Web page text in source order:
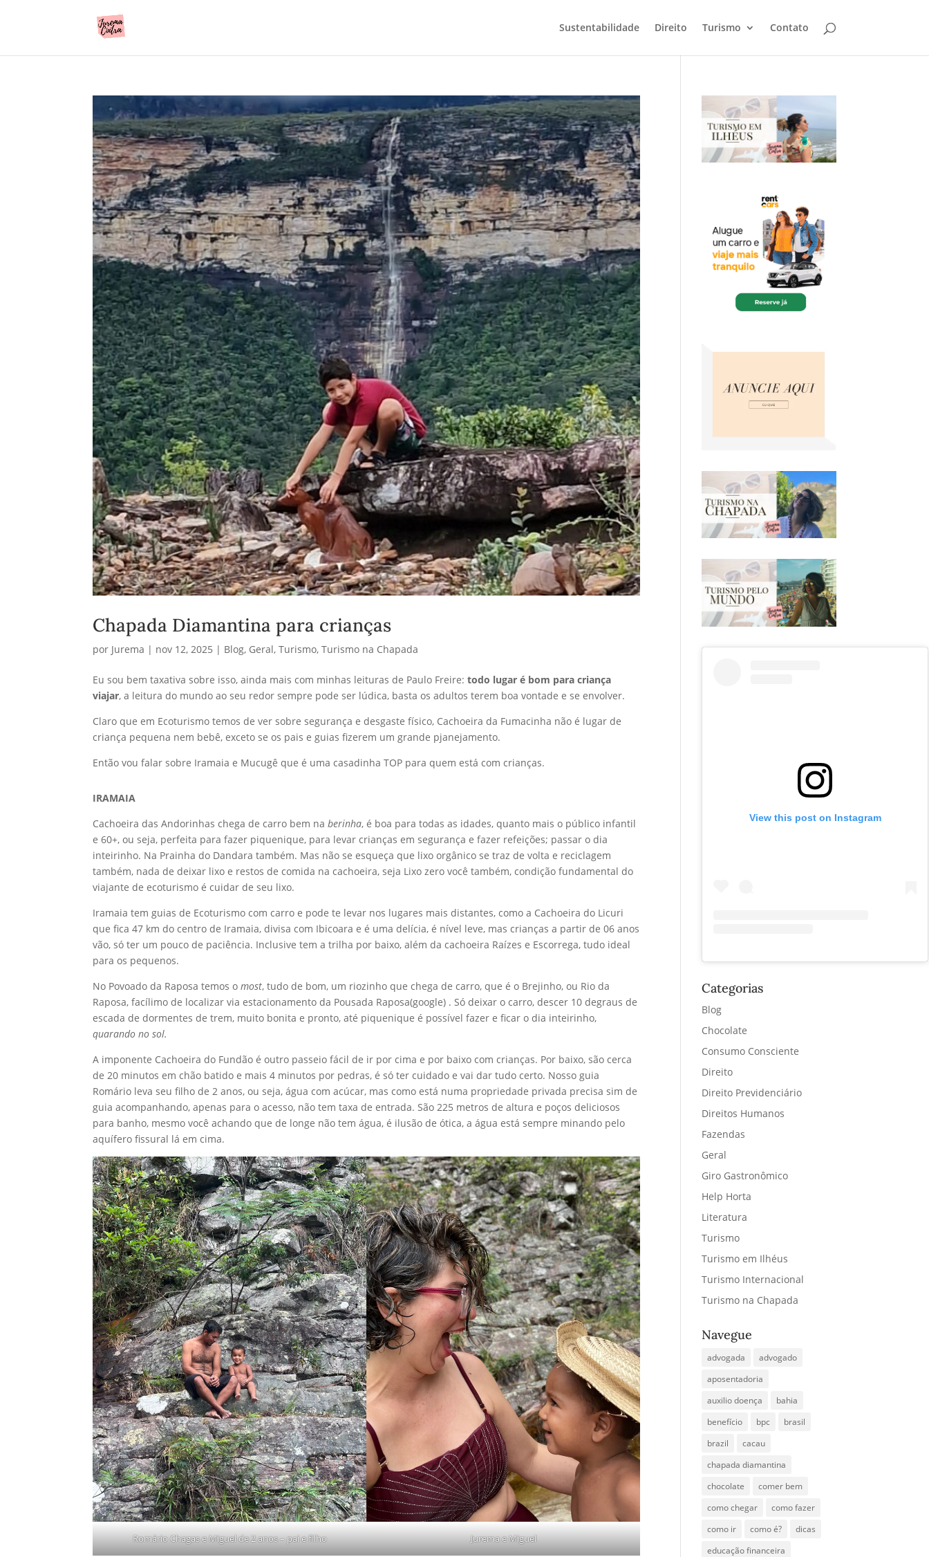
Sustentabilidade Direito Turismo Contato
Chapada Diamantina para crianças
por Jurema | nov 12, 2025 | Blog, Geral,Turismo,Turismo na Chapada
Eu sou bem taxativa sobre isso, ainda mais com minhas leituras de Paulo Freire:todo lugar é bom para criança
viajar, a leitura do mundo ao seu redor sempre pode ser lúdica, basta os adultos terem boa vontade e se envolver.
Claro que em Ecoturismo temos de ver sobre segurança e desgaste físico, Cachoeira da Fumacinha não é lugar de
criança pequena nem bebê, exceto se os pais e guias fizerem um grande pjanejamento.
Então vou falar sobre Iramaia e Mucugê que é uma casadinha TOP para quem está com crianças.
IRAMAIA
Cachoeira das Andorinhas chega de carro bem naberinha, é boa para todas as idades, quanto mais o público infantil
e 60+, ou seja, perfeita para fazer piquenique, para levar crianças em segurança e fazer refeições; passar o dia
inteirinho. Na Prainha do Dandara também. Mas não se esqueça que lixo orgânico se traz de volta e reciclagem
também, nada de deixar lixo e restos de comida na cachoeira, seja Lixo zero você também, condição fundamental do
viajante de ecoturismo é cuidar de seu lixo.
Iramaia tem guias de Ecoturismo com carro e pode te levar nos lugares mais distantes, como a Cachoeira do Licuri
que fica 47 km do centro de Iramaia, divisa com Ibicoara e é uma delícia, é nível leve, mas crianças a partir de 06 anos
vão, só ter um pouco de paciência. Inclusive tem a trilha por baixo, além da cachoeira Raízes e Escorrega, tudo ideal
para os pequenos.
No Povoado da Raposa temos omost, tudo de bom, um riozinho que chega de carro, que é o Brejinho, ou Rio da
Raposa, facílimo de localizar via estacionamento da Pousada Raposa(google) . Só deixar o carro, descer 10 degraus de
escada de dormentes de trem, muito bonita e pronto, até piquenique é possível fazer e ficar o dia inteirinho,
quarando no sol.
A imponente Cachoeira do Fundão é outro passeio fácil de ir por cima e por baixo com crianças. Por baixo, são cerca
de 20 minutos em chão batido e mais 4 minutos por pedras, é só ter cuidado e vai dar tudo certo. Nosso guia
Romário leva seu filho de 2 anos, ou seja, água com acúcar, mas como está numa propriedade privada precisa sim de
guia acompanhando, apenas para o acesso, não tem taxa de entrada. São 225 metros de altura e poços deliciosos
para banho, mesmo você achando que de longe não tem água, é ilusão de ótica, a água está sempre minando pelo
aquífero fissural lá em cima.
Romário Chagas e Miguel de 2 anos – pai e filho Jurema e Miguel
View this post on Instagram
Categorias
Blog
Chocolate
Consumo Consciente
Direito
Direito Previdenciário
Direitos Humanos
Fazendas
Geral
Giro Gastronômico
Help Horta
Literatura
Turismo
Turismo em Ilhéus
Turismo Internacional
Turismo na Chapada
Navegue
advogada
advogado
aposentadoria
auxilio doença
bahia
benefício
bpc
brasil
brazil
cacau
chapada diamantina
chocolate
comer bem
como chegar
como fazer
como ir
como é?
dicas
educação financeira